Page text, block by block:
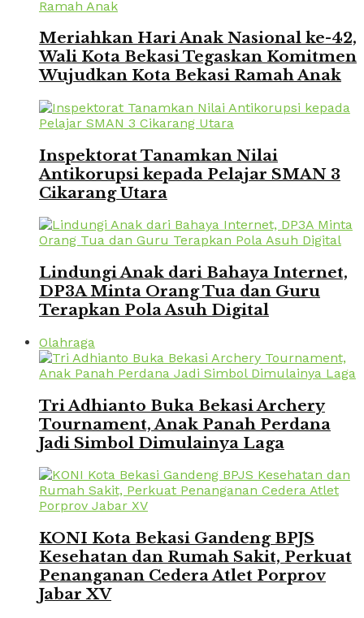
Meriahkan Hari Anak Nasional ke-42,
Wali Kota Bekasi Tegaskan Komitmen
Wujudkan Kota Bekasi Ramah Anak
Inspektorat Tanamkan Nilai
Antikorupsi kepada Pelajar SMAN 3
Cikarang Utara
Lindungi Anak dari Bahaya Internet,
DP3A Minta Orang Tua dan Guru
Terapkan Pola Asuh Digital
Olahraga
Tri Adhianto Buka Bekasi Archery
Tournament, Anak Panah Perdana
Jadi Simbol Dimulainya Laga
KONI Kota Bekasi Gandeng BPJS
Kesehatan dan Rumah Sakit, Perkuat
Penanganan Cedera Atlet Porprov
Jabar XV